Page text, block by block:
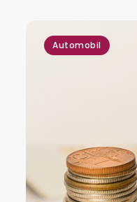
Automobil